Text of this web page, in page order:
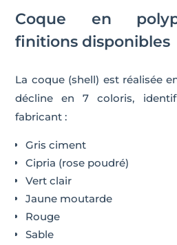
Coque en
finitions disponibles
La coque (shell) est réalisée
décline en 7 coloris,
fabricant :
Gris ciment
Cipria (rose poudré)
Vert clair
Jaune moutarde
Rouge
Sable